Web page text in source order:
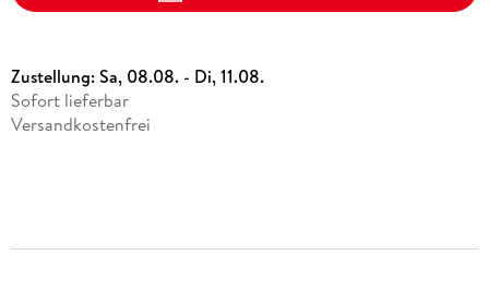
Zustellung:Sa, 08.08. - Di, 11.08.
Sofort lieferbar
Versandkostenfrei